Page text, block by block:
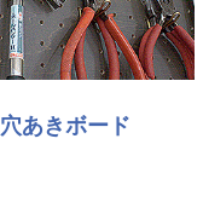
穴あきボード